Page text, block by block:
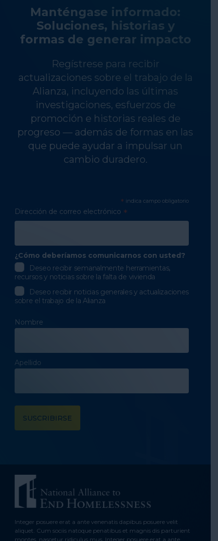
Manténgase informado:
Soluciones, historias y
formas de generar impacto
Regístrese para recibir
actualizaciones sobre el trabajo de la
Alianza, incluyendo las últimas
investigaciones, esfuerzos de
promoción e historias reales de
progreso — además de formas en las
que puede ayudar a impulsar un
cambio duradero.
* indica campo obligatorio
Dirección de correo electrónico *
¿Cómo deberíamos comunicarnos con usted?
Deseo recibir semanalmente herramientas,
recursos y noticias sobre la falta de vivienda
Deseo recibir noticias generales y actualizaciones
sobre el trabajo de la Alianza
Nombre
Apellido
Integer posuere erat a ante venenatis dapibus posuere velit
aliquet. Cum sociis natoque penatibus et magnis dis parturient
montes, nascetur ridiculus mus. Integer posuere erat a ante